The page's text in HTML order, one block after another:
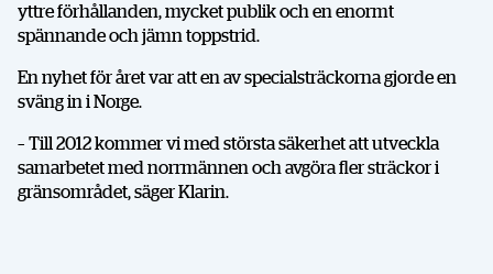
yttre förhållanden, mycket publik och en enormt
spännande och jämn toppstrid.
En nyhet för året var att en av specialsträckorna gjorde en
sväng in i Norge.
– Till 2012 kommer vi med största säkerhet att utveckla
samarbetet med norrmännen och avgöra fler sträckor i
gränsområdet, säger Klarin.